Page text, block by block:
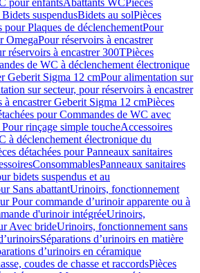
pour enfantsAbattants WCPièces
suspendusBidets au solPièces
pour Plaques de déclenchementPour
OmegaPour réservoirs à encastrer
réservoirs à encastrer 300TPièces
de WC à déclenchement électronique
Geberit Sigma 12 cmPour alimentation sur
sur secteur, pour réservoirs à encastrer
encastrer Geberit Sigma 12 cmPièces
pour Commandes de WC avec
rinçage simple toucheAccessoires
à déclenchement électronique du
détachées pour Panneaux sanitaires
ConsommablesPanneaux sanitaires
bidets suspendus et au
Sans abattantUrinoirs, fonctionnement
Pour commande d’urinoir apparente ou à
d'urinoir intégréeUrinoirs,
Avec brideUrinoirs, fonctionnement sans
Séparations d’urinoirs en matière
d’urinoirs en céramique
coudes de chasse et raccordsPièces